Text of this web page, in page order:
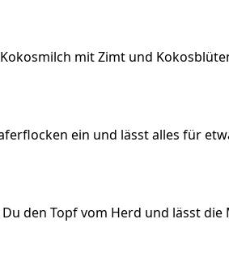
mit Zimt und
ein und lässt alles für
den Topf vom Herd und lässt